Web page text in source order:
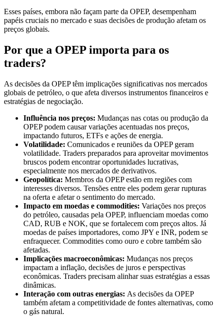
Esses países, embora não façam parte da OPEP, desempenham
papéis cruciais no mercado e suas decisões de produção afetam os
preços globais.
Por que a OPEP importa para os
traders?
As decisões da OPEP têm implicações significativas nos mercados
globais de petróleo, o que afeta diversos instrumentos financeiros e
estratégias de negociação.
Influência nos preços: Mudanças nas cotas ou produção da
OPEP podem causar variações acentuadas nos preços,
impactando futuros, ETFs e ações de energia.
Volatilidade: Comunicados e reuniões da OPEP geram
volatilidade. Traders preparados para aproveitar movimentos
bruscos podem encontrar oportunidades lucrativas,
especialmente nos mercados de derivativos.
Geopolítica: Membros da OPEP estão em regiões com
interesses diversos. Tensões entre eles podem gerar rupturas
na oferta e afetar o sentimento do mercado.
Impacto em moedas e commodities: Variações nos preços
do petróleo, causadas pela OPEP, influenciam moedas como
CAD, RUB e NOK, que se fortalecem com preços altos. Já
moedas de países importadores, como JPY e INR, podem se
enfraquecer. Commodities como ouro e cobre também são
afetadas.
Implicações macroeconômicas: Mudanças nos preços
impactam a inflação, decisões de juros e perspectivas
econômicas. Traders precisam alinhar suas estratégias a essas
dinâmicas.
Interação com outras energias: As decisões da OPEP
também afetam a competitividade de fontes alternativas, como
o gás natural.